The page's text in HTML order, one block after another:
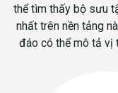
thể tìm thấy bộ sưu
nhất trên nền tảng
đáo có thể mô tả vị